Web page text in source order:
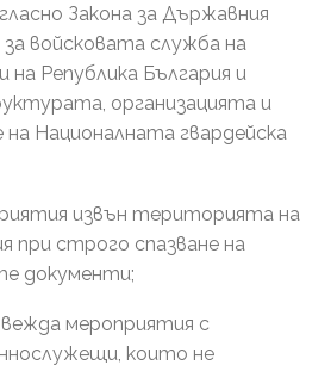
Закона за Държавния
войсковата служба на
Република България и
организацията и
на Националната гвардейска
извън територията на
при строго спазване на
документи;
мероприятия с
които не